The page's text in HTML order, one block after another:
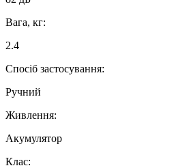
Вага, кг:
2.4
Спосіб застосування:
Ручний
Живлення:
Акумулятор
Клас: